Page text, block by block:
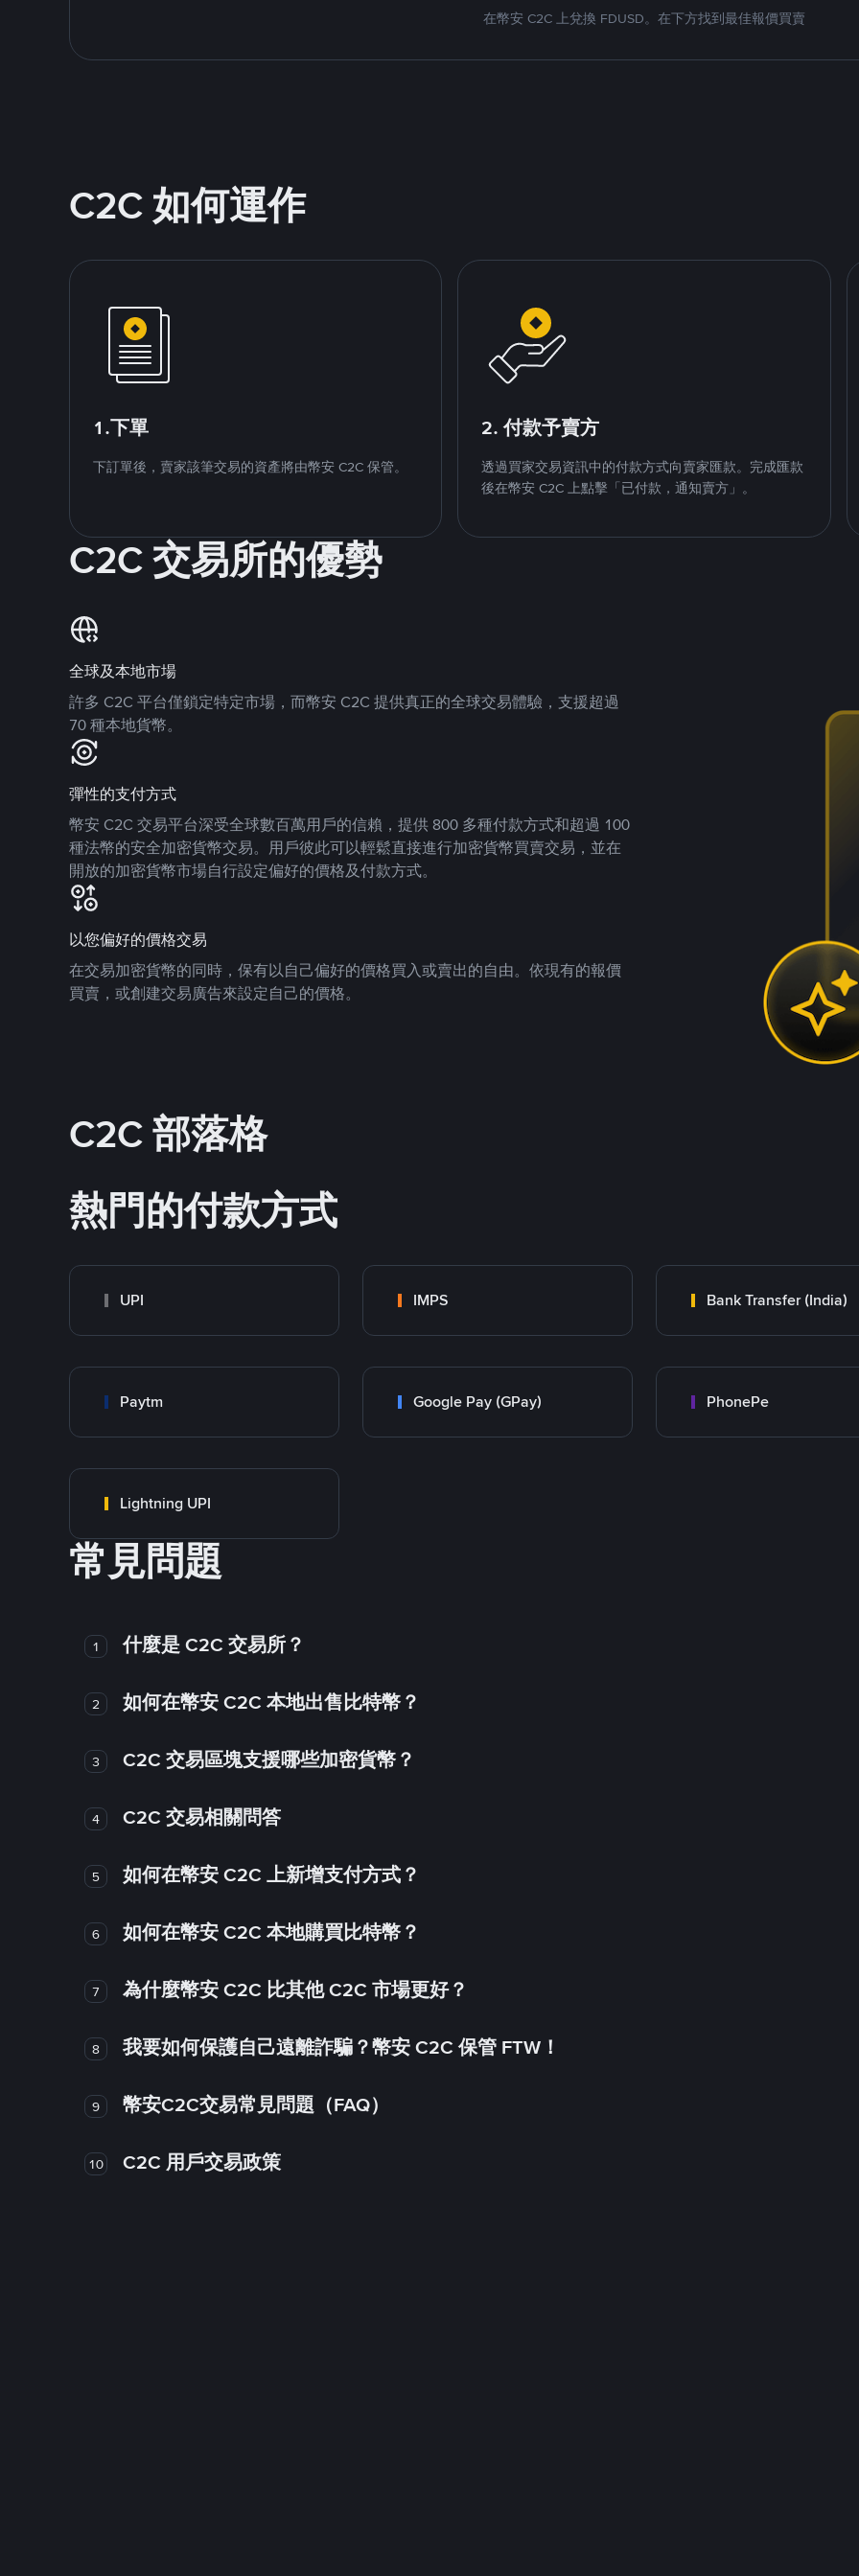
在幣安 C2C 上兌換 FDUSD。在下方找到最佳報價買賣
C2C 如何運作
1.下單
下訂單後，賣家該筆交易的資產將由幣安 C2C 保管。
2. 付款予賣方
透過買家交易資訊中的付款方式向賣家匯款。完成匯款
後在幣安 C2C 上點擊「已付款，通知賣方」。
C2C 交易所的優勢
全球及本地市場
許多 C2C 平台僅鎖定特定市場，而幣安 C2C 提供真正的全球交易體驗，支援超過
70 種本地貨幣。
彈性的支付方式
幣安 C2C 交易平台深受全球數百萬用戶的信賴，提供 800 多種付款方式和超過 100
種法幣的安全加密貨幣交易。用戶彼此可以輕鬆直接進行加密貨幣買賣交易，並在
開放的加密貨幣市場自行設定偏好的價格及付款方式。
以您偏好的價格交易
在交易加密貨幣的同時，保有以自己偏好的價格買入或賣出的自由。依現有的報價
買賣，或創建交易廣告來設定自己的價格。
C2C 部落格
熱門的付款方式
UPI IMPS Bank Transfer (India)
Paytm Google Pay (GPay) PhonePe
Lightning UPI
常見問題
1 什麼是 C2C 交易所？
2 如何在幣安 C2C 本地出售比特幣？
3 C2C 交易區塊支援哪些加密貨幣？
4 C2C 交易相關問答
5 如何在幣安 C2C 上新增支付方式？
6 如何在幣安 C2C 本地購買比特幣？
7 為什麼幣安 C2C 比其他 C2C 市場更好？
8 我要如何保護自己遠離詐騙？幣安 C2C 保管 FTW！
9 幣安C2C交易常見問題（FAQ）
10 C2C 用戶交易政策